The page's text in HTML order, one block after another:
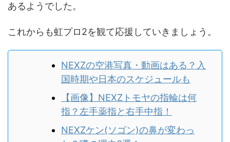
あるようでした。
これからも虹プロ2を観て応援していきましょう。
NEXZの空港写真・動画はある？入
国時期や日本のスケジュールも
【画像】NEXZトモヤの指輪は何
指？左手薬指と右手中指！
NEXZケン(ソゴン)の鼻が変わっ